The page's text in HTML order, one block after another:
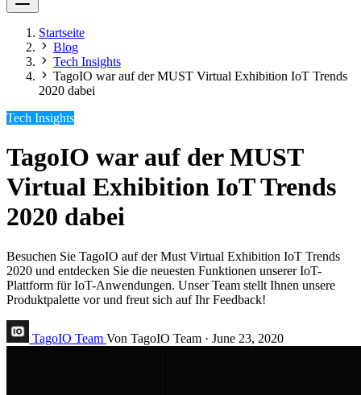
Startseite
Blog
Tech Insights
TagoIO war auf der MUST Virtual Exhibition IoT Trends
2020 dabei
Tech Insights
TagoIO war auf der MUST
Virtual Exhibition IoT Trends
2020 dabei
Besuchen Sie TagoIO auf der Must Virtual Exhibition IoT Trends
2020 und entdecken Sie die neuesten Funktionen unserer IoT-
Plattform für IoT-Anwendungen. Unser Team stellt Ihnen unsere
Produktpalette vor und freut sich auf Ihr Feedback!
TagoIO Team Von TagoIO Team · June 23, 2020